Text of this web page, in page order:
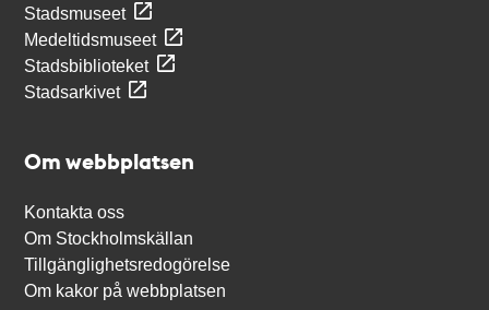
Stadsmuseet
Medeltidsmuseet
Stadsbiblioteket
Stadsarkivet
Om webbplatsen
Kontakta oss
Om Stockholmskällan
Tillgänglighetsredogörelse
Om kakor på webbplatsen